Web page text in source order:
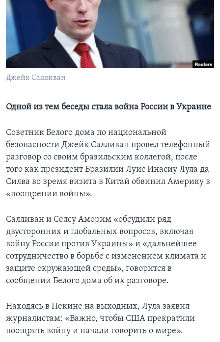
Learning English
СОЦИАЛЬНЫЕ СЕТИ
Джейк Салливан
Одной из тем беседы стала война России в Украине
Советник Белого дома по национальной
безопасности Джейк Салливан провел телефонный
разговор со своим бразильским коллегой, после
того как президент Бразилии Луис Инасиу Лула да
Силва во время визита в Китай обвинил Америку в
«поощрении войны».
Салливан и Селсу Аморим «обсудили ряд
двусторонних и глобальных вопросов, включая
войну России против Украины» и «дальнейшее
сотрудничество в борьбе с изменением климата и
защите окружающей среды», говорится в
сообщении Белого дома об их разговоре.
Находясь в Пекине на выходных, Лула заявил
журналистам: «Важно, чтобы США прекратили
поощрять войну и начали говорить о мире».